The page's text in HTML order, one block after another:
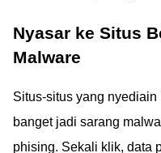
Nyasar ke Situs
Malware
Situs-situs yang
banget jadi sarang
phising. Sekali klik, data